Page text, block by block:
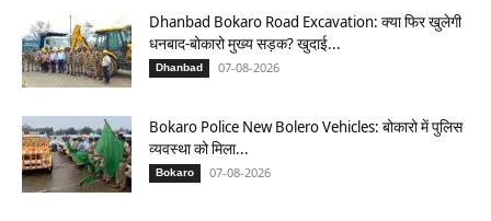
Dhanbad Bokaro Road Excavation: क्या फिर खुलेगी
धनबाद-बोकारो मुख्य सड़क? खुदाई...
Dhanbad 07-08-2026
Bokaro Police New Bolero Vehicles: बोकारो में पुलिस
व्यवस्था को मिला...
Bokaro 07-08-2026